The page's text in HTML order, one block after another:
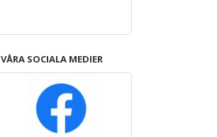
VÅRA SOCIALA MEDIER